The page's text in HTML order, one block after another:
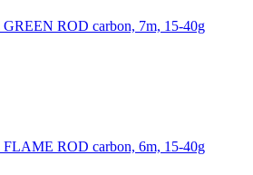
ROD carbon, 7m, 15-40g
ROD carbon, 6m, 15-40g